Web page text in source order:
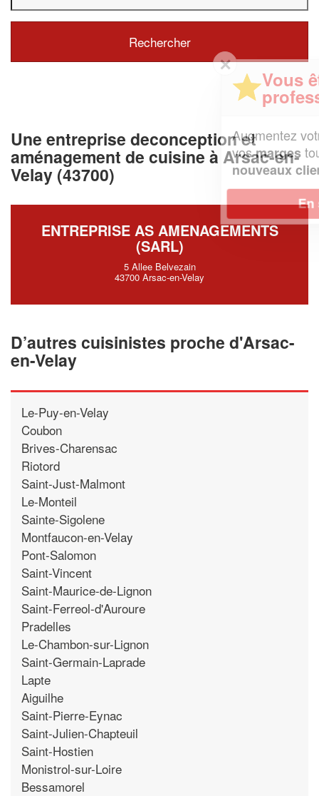
Une entreprise deconception et
aménagement de cuisine à Arsac-en-
Velay (43700)
ENTREPRISE AS AMENAGEMENTS
(SARL)
5 Allee Belvezain
43700 Arsac-en-Velay
D’autres cuisinistes proche d'Arsac-
en-Velay
Le-Puy-en-Velay
Coubon
Brives-Charensac
Riotord
Saint-Just-Malmont
Le-Monteil
Sainte-Sigolene
Montfaucon-en-Velay
Pont-Salomon
Saint-Vincent
Saint-Maurice-de-Lignon
Saint-Ferreol-d'Auroure
Pradelles
Le-Chambon-sur-Lignon
Saint-Germain-Laprade
Lapte
Aiguilhe
Saint-Pierre-Eynac
Saint-Julien-Chapteuil
Saint-Hostien
Monistrol-sur-Loire
Bessamorel
✕
professionnel ?
Augmentez votrechiffre d'affaireset
vosmargestout en gagnant de
nouveaux clients!
En savoir plus